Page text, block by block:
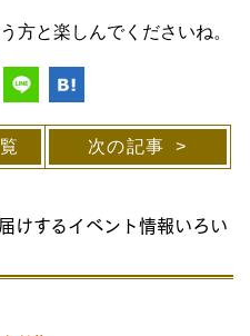
方と楽しんでくださいね。
次の記事
けするイベント情報いろい